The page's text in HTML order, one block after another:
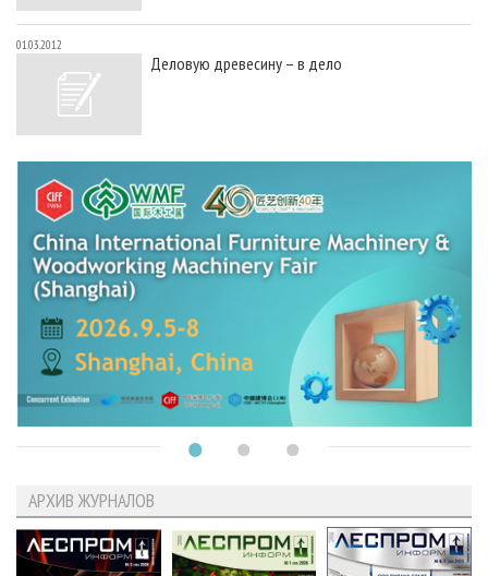
01.03.2012
Деловую древесину – в дело
АРХИВ ЖУРНАЛОВ